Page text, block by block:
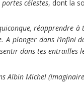
portes célestes, dont la
réapprendre à
A plonger dans l’infini
dans tes entrailles
Albin Michel